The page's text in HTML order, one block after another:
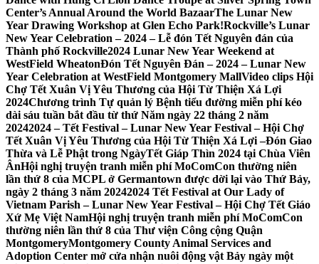
Center’s Annual Around the World BazaarThe Lunar New
Year Drawing Workshop at Glen Echo Park!Rockville’s Lunar
New Year Celebration – 2024 – Lễ đón Tết Nguyên đán của
Thành phố Rockville2024 Lunar New Year Weekend at
WestField WheatonĐón Tết Nguyên Đán – 2024 – Lunar New
Year Celebration at WestField Montgomery MallVideo clips Hội
Chợ Tết Xuân Vị Yêu Thương của Hội Từ Thiện Xá Lợi
2024Chương trình Tự quản lý Bệnh tiểu đường miễn phí kéo
dài sáu tuần bắt đầu từ thứ Năm ngày 22 tháng 2 năm
20242024 – Tết Festival – Lunar New Year Festival – Hội Chợ
Tết Xuân Vị Yêu Thương của Hội Từ Thiện Xá Lợi –Đón Giao
Thừa và Lễ Phật trong NgàyTết Giáp Thìn 2024 tại Chùa Viên
ÂnHội nghị truyện tranh miễn phí MoComCon thường niên
lần thứ 8 của MCPL ở Germantown được dời lại vào Thứ Bảy,
ngày 2 tháng 3 năm 20242024 Tết Festival at Our Lady of
Vietnam Parish – Lunar New Year Festival – Hội Chợ Tết Giáo
Xứ Mẹ Việt NamHội nghị truyện tranh miễn phí MoComCon
thường niên lần thứ 8 của Thư viện Công cộng Quận
MontgomeryMontgomery County Animal Services and
Adoption Center mở cửa nhận nuôi động vật Bảy ngày một